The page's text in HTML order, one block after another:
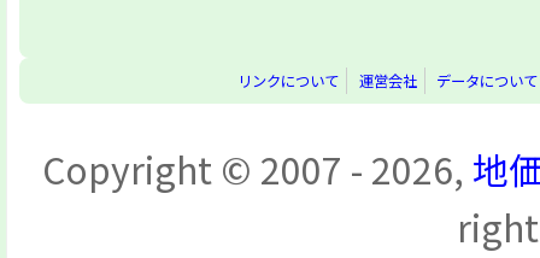
リンクについて 運営会社 データについて
Copyright © 2007 - 2026, 地